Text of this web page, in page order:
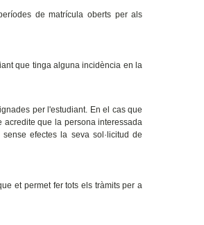
de matrícula oberts per als
que tinga alguna incidència en la
per l'estudiant. En el cas que
acredite que la persona interessada
efectes la seva sol·licitud de
et permet fer tots els tràmits per a